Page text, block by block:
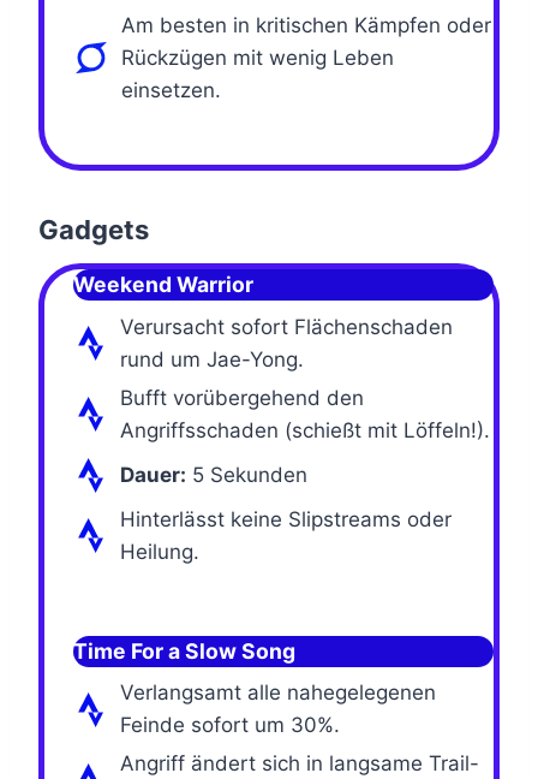
Am besten in kritischen Kämpfen oder
Rückzügen mit wenig Leben
einsetzen.
Gadgets
Weekend Warrior
Verursacht sofort Flächenschaden
rund um Jae-Yong.
Bufft vorübergehend den
Angriffsschaden (schießt mit Löffeln!).
Dauer: 5 Sekunden
Hinterlässt keine Slipstreams oder
Heilung.
Time For a Slow Song
Verlangsamt alle nahegelegenen
Feinde sofort um 30%.
Angriff ändert sich in langsame Trail-